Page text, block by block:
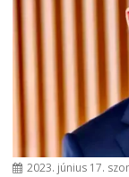
2023. június 17.